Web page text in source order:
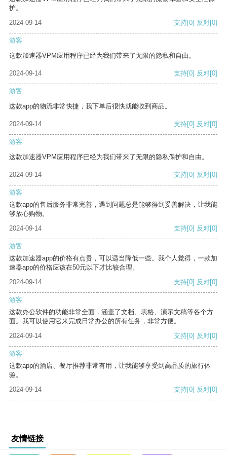
护。
2024-09-14
支持[0] 反对[0]
游客
这款加速器VPM应用程序已经为我们带来了无限的隐私和自由。
2024-09-14 支持[0] 反对[0]
游客
这款app的物流非常快捷，我下单后很快就能收到商品。
2024-09-14 支持[0] 反对[0]
游客
这款加速器VPM应用程序已经为我们带来了无限的隐私保护和自由。
2024-09-14 支持[0] 反对[0]
游客
这款app的售后服务非常完善，遇到问题总是能够得到妥善解决，让我能
够放心购物。
2024-09-14
支持[0] 反对[0]
游客
这款加速器app的价格有点贵，可以适当降低一些。我个人觉得，一款加
速器app的价格应该在50元以下才比较合理。
2024-09-14
支持[0] 反对[0]
游客
这款办公软件的功能非常全面，涵盖了文档、表格、演示文稿等各个方
面。我可以使用它来完成日常办公的所有任务，非常方便。
2024-09-14
支持[0] 反对[0]
游客
这款app的酒店、餐厅推荐非常有用，让我能够享受到高品质的旅行体
验。
2024-09-14
支持[0] 反对[0]
友情链接